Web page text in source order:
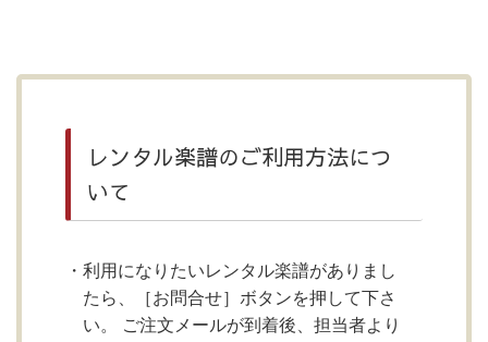
レンタル楽譜のご利用方法につ
いて
利用になりたいレンタル楽譜がありまし
たら、［お問合せ］ボタンを押して下さ
い。 ご注文メールが到着後、担当者より